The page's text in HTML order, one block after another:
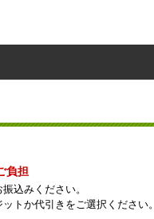
負担
込みください。
トか代引きをご選択ください。